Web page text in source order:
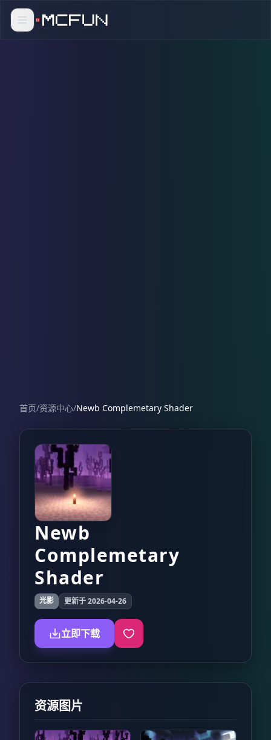
首页/资源中心/Newb Complemetary Shader
Newb
Complemetary
Shader
光影 更新于 2026-04-26
立即下载
资源图片